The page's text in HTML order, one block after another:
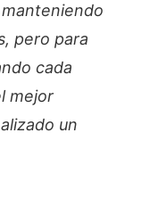
pero para
cada
mejor
un